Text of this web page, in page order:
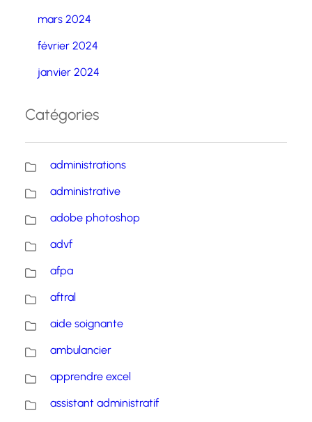
mars 2024
février 2024
janvier 2024
Catégories
administrations
administrative
adobe photoshop
advf
afpa
aftral
aide soignante
ambulancier
apprendre excel
assistant administratif